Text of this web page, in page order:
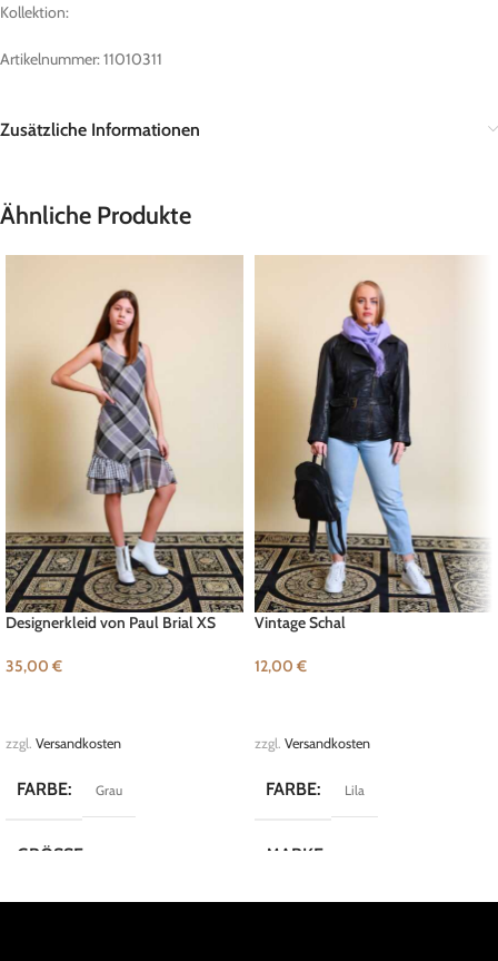
Kollektion:
Artikelnummer: 11010311
Zusätzliche Informationen
Ähnliche Produkte
Designerkleid von Paul Brial XS
35,00 €
zzgl. Versandkosten
FARBE Grau
GRÖSSE
Vintage Schal
12,00 €
zzgl. Versandkosten
FARBE Lila
MARKE